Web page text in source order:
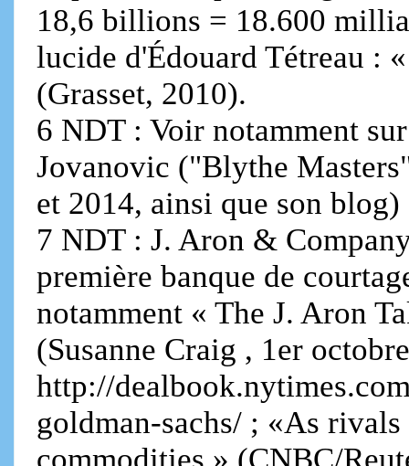
18,6 billions = 18.600
lucide d'Édouard Tétreau :
(Grasset, 2010).
6 NDT : Voir notamment
Jovanovic ("Blythe
et 2014, ainsi que son blog)
7 NDT : J. Aron &
première banque de
notamment « The J. Aron
(Susanne Craig , 1er
http://
goldman-sachs/ ; «As